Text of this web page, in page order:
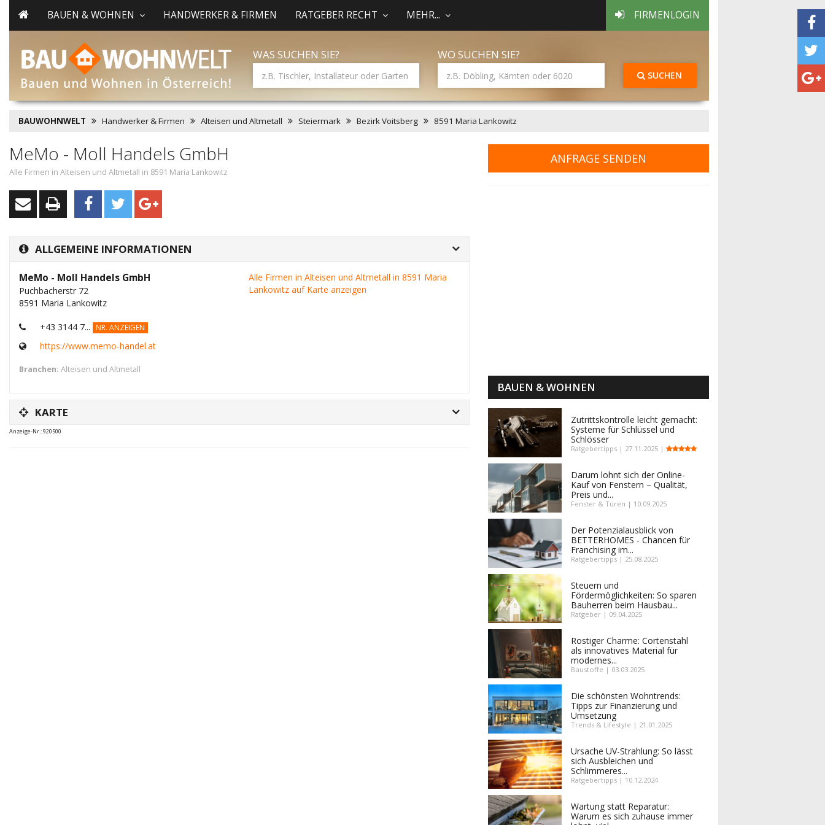
BAUEN & WOHNEN HANDWERKER & FIRMEN RATGEBER RECHT MEHR... FIRMENLOGIN
WAS SUCHEN SIE? WO SUCHEN SIE?
SUCHEN
BAUWOHNWELT Handwerker & Firmen Alteisen und Altmetall Steiermark Bezirk Voitsberg 8591 Maria Lankowitz
MeMo - Moll Handels GmbH
Alle Firmen in Alteisen und Altmetall in 8591 Maria Lankowitz
ALLGEMEINE INFORMATIONEN
Alle Firmen in Alteisen und Altmetall in 8591 Maria
Lankowitz auf Karte anzeigen
MeMo - Moll Handels GmbH
Puchbacherstr 72
8591 Maria Lankowitz
+43 3144 7... NR. ANZEIGEN
https://www.memo-handel.at
Branchen: Alteisen und Altmetall
KARTE
Anzeige-Nr.: 920500
ANFRAGE SENDEN
BAUEN & WOHNEN
Zutrittskontrolle leicht gemacht:
Systeme für Schlüssel und
Schlösser
Ratgebertipps | 27.11.2025 |
Darum lohnt sich der Online-
Kauf von Fenstern – Qualität,
Preis und...
Fenster & Türen | 10.09.2025
Der Potenzialausblick von
BETTERHOMES - Chancen für
Franchising im...
Ratgebertipps | 25.08.2025
Steuern und
Fördermöglichkeiten: So sparen
Bauherren beim Hausbau...
Ratgeber | 09.04.2025
Rostiger Charme: Cortenstahl
als innovatives Material für
modernes...
Baustoffe | 03.03.2025
Die schönsten Wohntrends:
Tipps zur Finanzierung und
Umsetzung
Trends & Lifestyle | 21.01.2025
Ursache UV-Strahlung: So lässt
sich Ausbleichen und
Schlimmeres...
Ratgebertipps | 10.12.2024
Wartung statt Reparatur:
Warum es sich zuhause immer